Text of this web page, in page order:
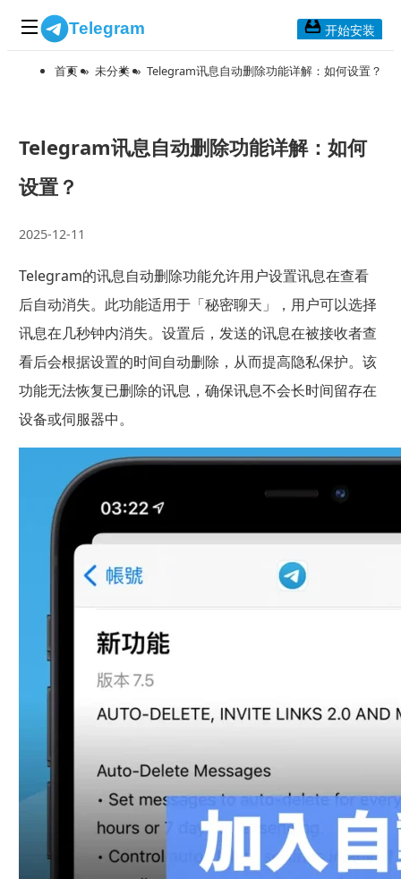
Telegram
应用下载
Telegram安卓版
Telegram Web版
开始安装
首页 » 未分类 » Telegram讯息自动删除功能详解：如何设置？
Telegram讯息自动删除功能详解：如何
设置？
2025-12-11
Telegram的讯息自动删除功能允许用户设置讯息在查看
后自动消失。此功能适用于「秘密聊天」，用户可以选择
讯息在几秒钟内消失。设置后，发送的讯息在被接收者查
看后会根据设置的时间自动删除，从而提高隐私保护。该
功能无法恢复已删除的讯息，确保讯息不会长时间留存在
设备或伺服器中。